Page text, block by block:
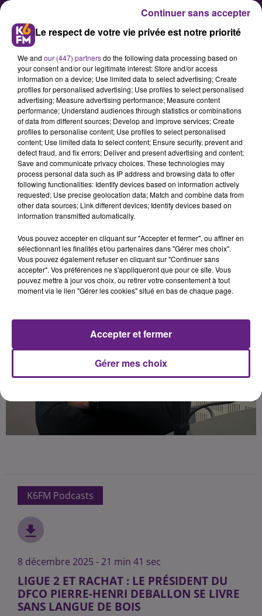
Ligue 2 et rachat : le président
du DFCO Pierre-Henri Deballon
se livre sans langue de bois
K6FM Podcasts
8 décembre 2025 - 21 min 41 sec
LIGUE 2 ET RACHAT : LE PRÉSIDENT DU
DFCO PIERRE-HENRI DEBALLON SE LIVRE
SANS LANGUE DE BOIS
Le respect de votre vie privée est notre priorité
We and our (447) partnersdo the following data processing based on
your consent and/or our legitimate interest: Store and/or access
information on a device; Use limited data to select advertising; Create
profiles for personalised advertising; Use profiles to select personalised
advertising; Measure advertising performance; Measure content
performance; Understand audiences through statistics or combinations
of data from different sources; Develop and improve services; Create
profiles to personalise content; Use profiles to select personalised
content; Use limited data to select content; Ensure security, prevent and
detect fraud, and fix errors; Deliver and present advertising and content;
Save and communicate privacy choices. These technologies may
process personal data such as IP address and browsing data to offer
following functionalities: Identify devices based on information actively
requested; Use precise geolocation data; Match and combine data from
other data sources; Link different devices; Identify devices based on
information transmitted automatically.
Vous pouvez accepter en cliquant sur "Accepter et fermer", ou affiner en
sélectionnant les finalités et/ou partenaires dans "Gérer mes choix".
Vous pouvez également refuser en cliquant sur "Continuer sans
accepter". Vos préférences ne s'appliqueront que pour ce site. Vous
pouvez mettre à jour vos choix, ou retirer votre consentement à tout
moment via le lien "Gérer les cookies" situé en bas de chaque page.
Gérer mes choix
Accepter et fermer
Continuer sans accepter